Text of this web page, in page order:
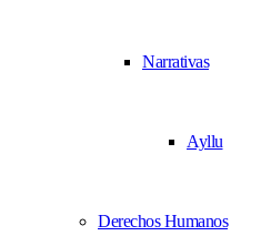
Narrativas
Ayllu
Derechos Humanos